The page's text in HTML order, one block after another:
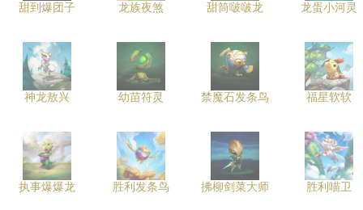
甜到爆团子 龙族夜煞 甜筒啵啵龙 龙蛋小河灵
神龙敖兴 幼苗符灵 禁魔石发条鸟 福星软软
执事爆爆龙 胜利发条鸟 拂柳剑菜大师 胜利喵卫